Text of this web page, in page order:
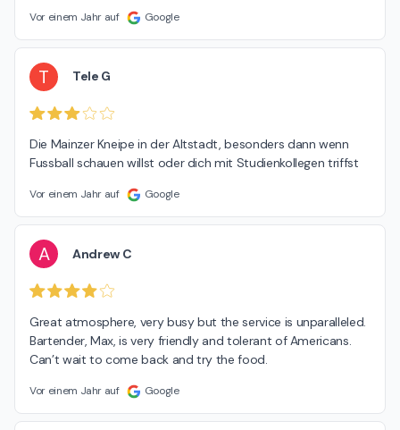
Vor einem Jahr auf Google
T Tele G
Die Mainzer Kneipe in der Altstadt, besonders dann wenn
Fussball schauen willst oder dich mit Studienkollegen triffst
Vor einem Jahr auf Google
A Andrew C
Great atmosphere, very busy but the service is unparalleled.
Bartender, Max, is very friendly and tolerant of Americans.
Can’t wait to come back and try the food.
Vor einem Jahr auf Google